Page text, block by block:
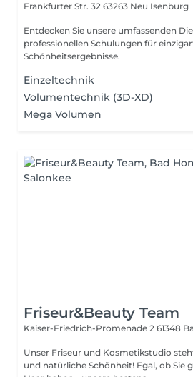
Frankfurter Str. 32 63263 Neu Isenburg
Entdecken Sie unsere umfassenden
professionellen Schulungen für
Schönheitsergebnisse.
Einzeltechnik
Volumentechnik (3D-XD)
Mega Volumen
Friseur&Beauty Team
Kaiser-Friedrich-Promenade 2 61348
Unser Friseur und Kosmetikstudio
und natürliche Schönheit! Egal, ob Sie glattes oder gewelltes